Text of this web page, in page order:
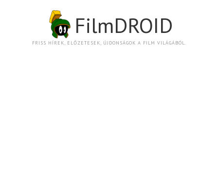
FilmDROID
FRISS HÍREK, ELŐZETESEK, ÚJDONSÁGOK A FILM VILÁGÁBÓL.